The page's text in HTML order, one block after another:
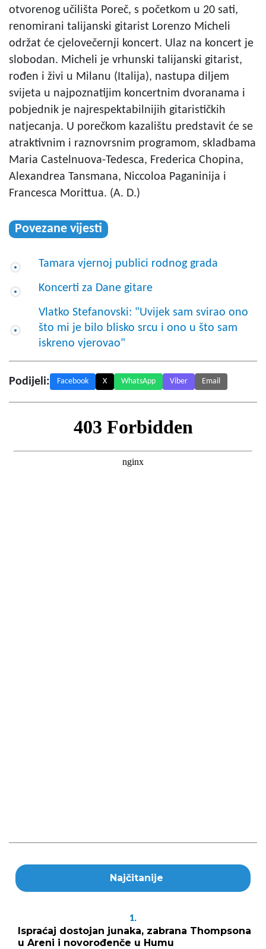
otvorenog učilišta Poreč, s početkom u 20 sati,
renomirani talijanski gitarist Lorenzo Micheli
održat će cjelovečernji koncert. Ulaz na koncert je
slobodan. Micheli je vrhunski talijanski gitarist,
rođen i živi u Milanu (Italija), nastupa diljem
svijeta u najpoznatijim koncertnim dvoranama i
pobjednik je najrespektabilnijih gitarističkih
natjecanja. U porečkom kazalištu predstavit će se
atraktivnim i raznovrsnim programom, skladbama
Maria Castelnuova-Tedesca, Frederica Chopina,
Alexandrea Tansmana, Niccoloa Paganinija i
Francesca Morittua. (A. D.)
Povezane vijesti
Tamara vjernoj publici rodnog grada
Koncerti za Dane gitare
Vlatko Stefanovski: "Uvijek sam svirao ono
što mi je bilo blisko srcu i ono u što sam
iskreno vjerovao"
Podijeli: Facebook X WhatsApp Viber Email
Najčitanije
1.
Ispraćaj dostojan junaka, zabrana Thompsona
u Areni i novorođenče u Humu